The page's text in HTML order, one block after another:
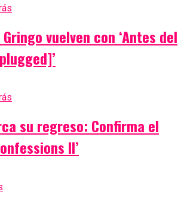
vuelven con ‘Antes del
su regreso: Confirma el
II’